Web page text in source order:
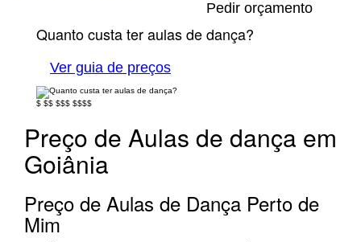
Pedir orçamento
Quanto custa ter aulas de dança?
Ver guia de preços
$ $$ $$$ $$$$
Preço de Aulas de dança em
Goiânia
Preço de Aulas de Dança Perto de
Mim